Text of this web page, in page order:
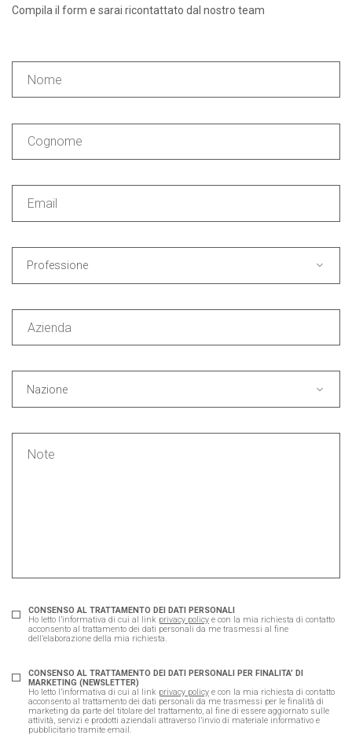
Compila il form e sarai ricontattato dal nostro team
Professione
Nazione
CONSENSO AL TRATTAMENTO DEI DATI PERSONALI
Ho letto l’informativa di cui al link privacy policy e con la mia richiesta di contatto
acconsento al trattamento dei dati personali da me trasmessi al fine
dell’elaborazione della mia richiesta.
CONSENSO AL TRATTAMENTO DEI DATI PERSONALI PER FINALITA’ DI
MARKETING (NEWSLETTER)
Ho letto l’informativa di cui al link privacy policy e con la mia richiesta di contatto
acconsento al trattamento dei dati personali da me trasmessi per le finalità di
marketing da parte del titolare del trattamento, al fine di essere aggiornato sulle
attività, servizi e prodotti aziendali attraverso l’invio di materiale informativo e
pubblicitario tramite email.